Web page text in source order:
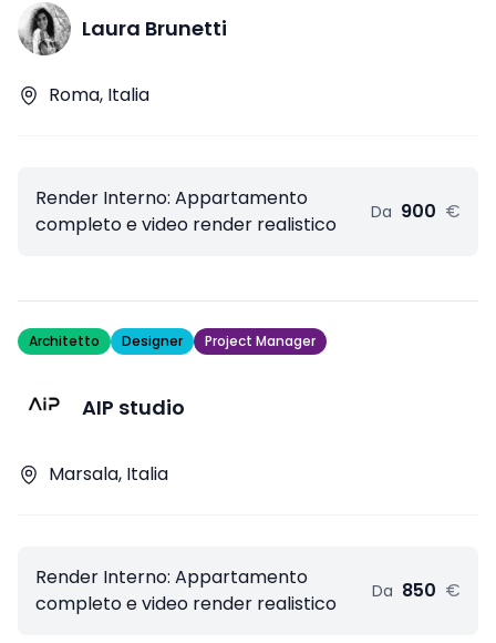
Laura Brunetti
Roma, Italia
Render Interno: Appartamento
completo e video render realistico
Da 900 €
Architetto Designer Project Manager
AIP studio
Marsala, Italia
Render Interno: Appartamento
completo e video render realistico
Da 850 €